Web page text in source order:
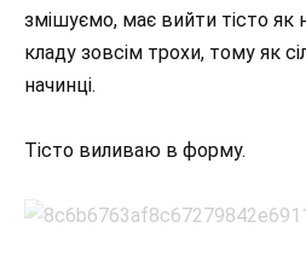
змішуємо, має вийти тісто як
кладу зовсім трохи, тому як
начинці.
Тісто виливаю в форму.